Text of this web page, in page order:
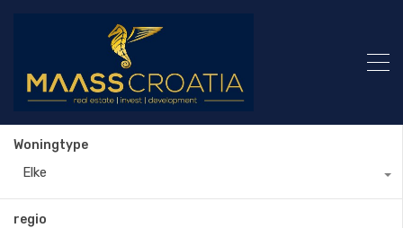
Woningtype
Elke
regio